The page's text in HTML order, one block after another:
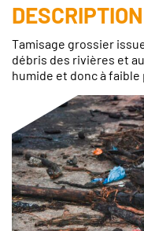
DESCRIPTION
Tamisage grossier
débris des rivières et
humide et donc à